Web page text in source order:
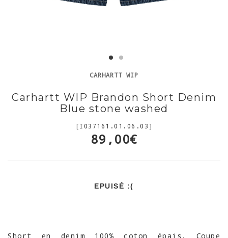
CARHARTT WIP
Carhartt WIP Brandon Short Denim
Blue stone washed
[I037161.01.06.03]
89,00€
EPUISÉ :(
Short en denim 100% coton épais. Coupe